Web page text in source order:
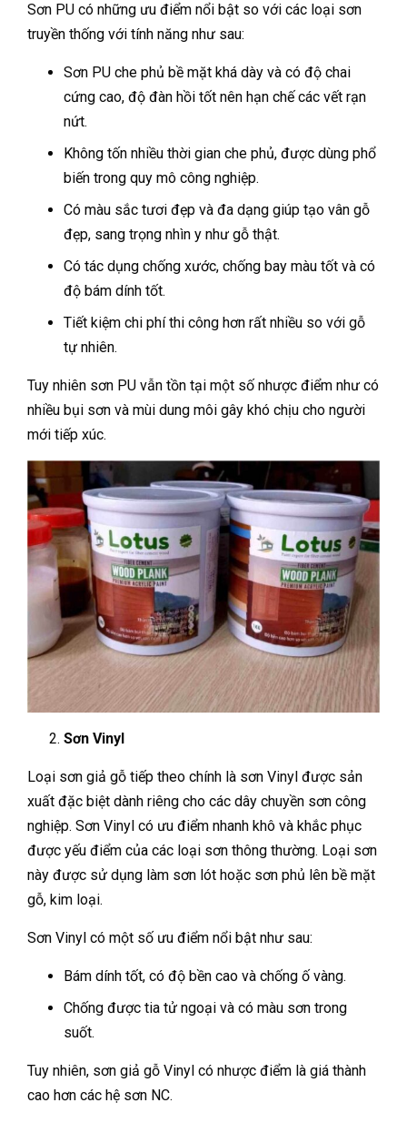
Sơn PU có những ưu điểm nổi bật so với các loại sơn
truyền thống với tính năng như sau:
Sơn PU che phủ bề mặt khá dày và có độ chai
cứng cao, độ đàn hồi tốt nên hạn chế các vết rạn
nứt.
Không tốn nhiều thời gian che phủ, được dùng phổ
biến trong quy mô công nghiệp.
Có màu sắc tươi đẹp và đa dạng giúp tạo vân gỗ
đẹp, sang trọng nhìn y như gỗ thật.
Có tác dụng chống xước, chống bay màu tốt và có
độ bám dính tốt.
Tiết kiệm chi phí thi công hơn rất nhiều so với gỗ
tự nhiên.
Tuy nhiên sơn PU vẫn tồn tại một số nhược điểm như có
nhiều bụi sơn và mùi dung môi gây khó chịu cho người
mới tiếp xúc.
Sơn Vinyl
Loại sơn giả gỗ tiếp theo chính là sơn Vinyl được sản
xuất đặc biệt dành riêng cho các dây chuyền sơn công
nghiệp. Sơn Vinyl có ưu điểm nhanh khô và khắc phục
được yếu điểm của các loại sơn thông thường. Loại sơn
này được sử dụng làm sơn lót hoặc sơn phủ lên bề mặt
gỗ, kim loại.
Sơn Vinyl có một số ưu điểm nổi bật như sau:
Bám dính tốt, có độ bền cao và chống ố vàng.
Chống được tia tử ngoại và có màu sơn trong
suốt.
Tuy nhiên, sơn giả gỗ Vinyl có nhược điểm là giá thành
cao hơn các hệ sơn NC.